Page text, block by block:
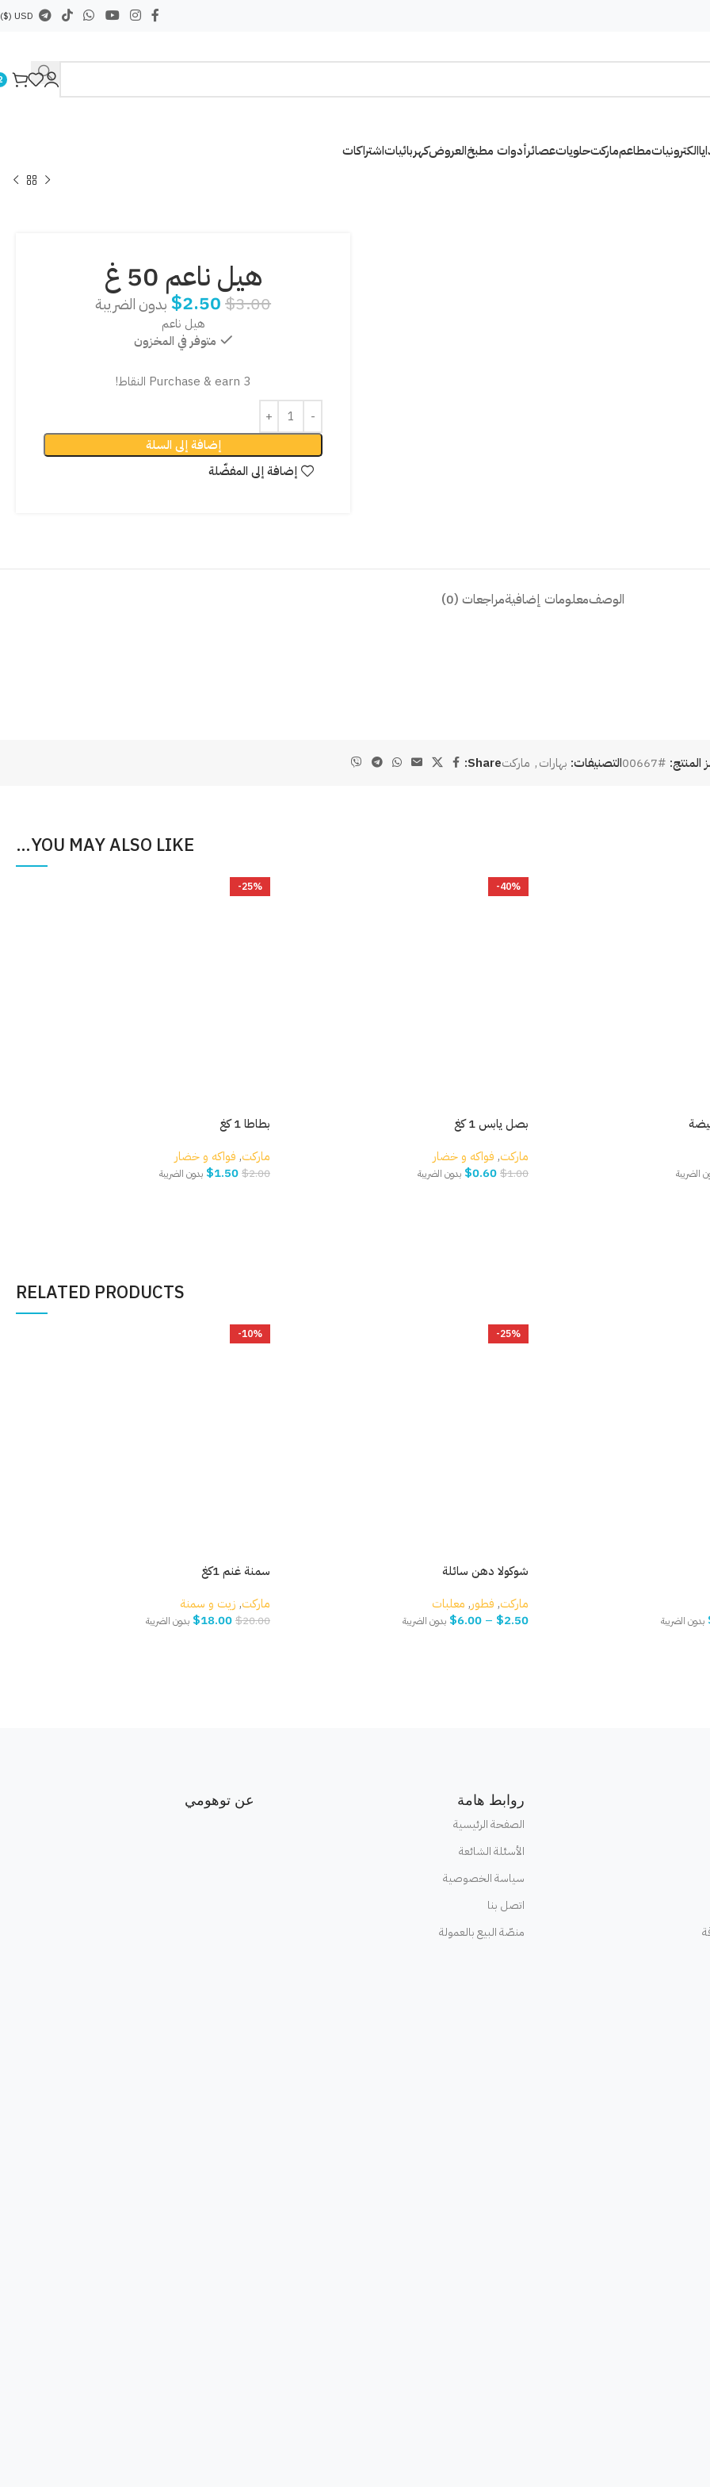
USD ($)
الكترونياتمطاعمماركتحلوياتعصائرأدوات مطبخالعروضكهربائياتاشتراكات
هيل ناعم 50 غ
$3.00
$2.50 بدون الضريبة
هيل ناعم
متوفر في المخزون
Purchase & earn 3 النقاط!
إضافة إلى السلة
إضافة إلى المفضّلة
الوصفمعلومات إضافيةمراجعات (0)
المنتج: #00667 التصنيفات: بهارات, ماركتShare:
YOU MAY ALSO LIKE…
الضريبة
-40%
بصل يابس 1 كغ
ماركت, فواكه و خضار
$1.00
$0.60 بدون الضريبة
-25%
بطاطا 1 كغ
ماركت, فواكه و خضار
$2.00
$1.50 بدون الضريبة
RELATED PRODUCTS
بدون الضريبة
-25%
شوكولا دهن سائلة
ماركت, فطور, معلبات
$2.50
–
$6.00 بدون الضريبة
-10%
سمنة غنم 1كغ
ماركت, زيت و سمنة
$20.00
$18.00 بدون الضريبة
روابط هامة
الصفحة الرئيسية
الأسئلة الشائعة
سياسة الخصوصية
اتصل بنا
منصّة البيع بالعمولة
عن توهومي